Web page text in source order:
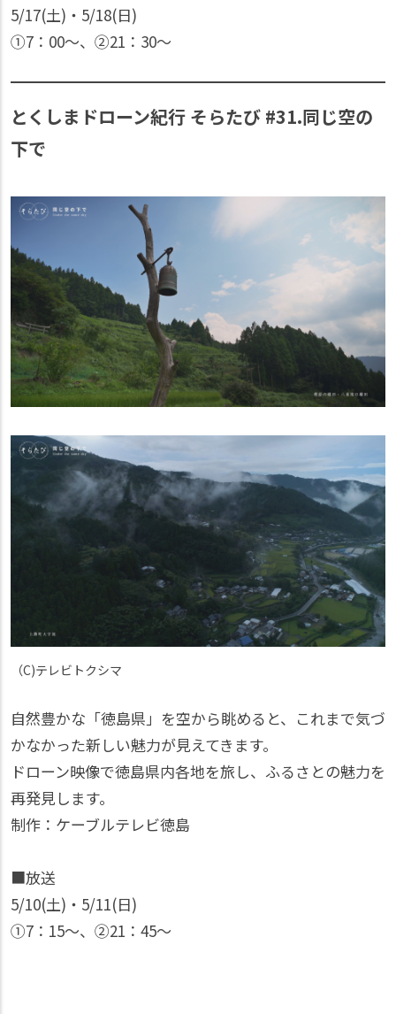
5/17(土)・5/18(日)
①7：00〜、②21：30〜
とくしまドローン紀行 そらたび #31.同じ空の
下で
（C)テレビトクシマ
自然豊かな「徳島県」を空から眺めると、これまで気づ
かなかった新しい魅力が見えてきます。
ドローン映像で徳島県内各地を旅し、ふるさとの魅力を
再発見します。
制作：ケーブルテレビ徳島
■放送
5/10(土)・5/11(日)
①7：15〜、②21：45〜